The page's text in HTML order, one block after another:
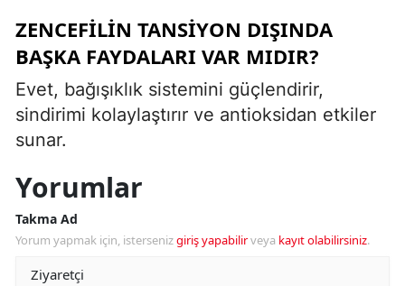
ZENCEFILIN TANSIYON DIŞINDA
BAŞKA FAYDALARI VAR MIDIR?
Evet, bağışıklık sistemini güçlendirir,
sindirimi kolaylaştırır ve antioksidan etkiler
sunar.
Yorumlar
Takma Ad
Yorum yapmak için, istersenizgiriş yapabilirveya kayıt olabilirsiniz.